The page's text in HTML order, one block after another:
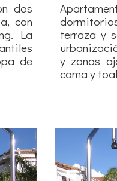
dos
con
La
de
terraza y
y zonas
cama y